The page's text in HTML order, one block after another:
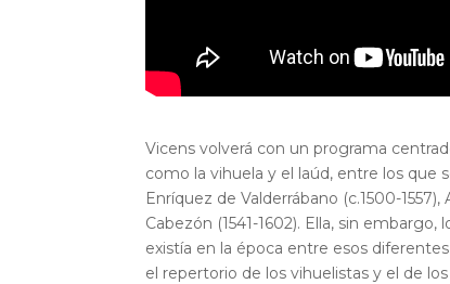
Vicens volverá con un programa
como la vihuela y el laúd, entre los que
Enríquez de Valderrábano (c.1500-
Cabezón (1541-1602). Ella, sin
existía en la época entre esos
el repertorio de los vihuelistas y el de